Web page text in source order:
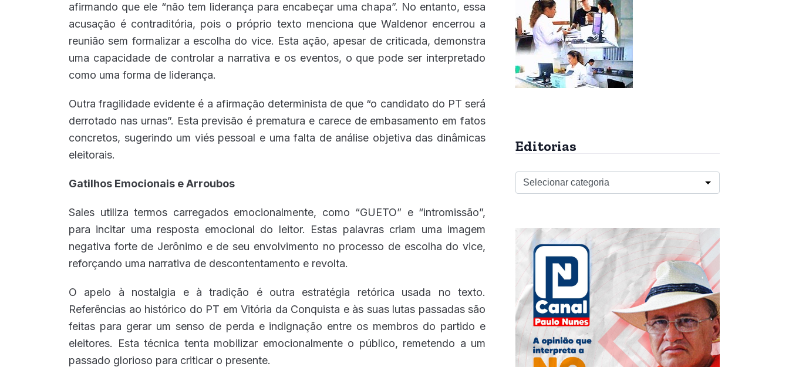
afirmando que ele “não tem liderança para encabeçar uma chapa”. No entanto, essa
acusação é contraditória, pois o próprio texto menciona que Waldenor encerrou a
reunião sem formalizar a escolha do vice. Esta ação, apesar de criticada, demonstra
uma capacidade de controlar a narrativa e os eventos, o que pode ser interpretado
como uma forma de liderança.
Outra fragilidade evidente é a afirmação determinista de que “o candidato do PT será
derrotado nas urnas”. Esta previsão é prematura e carece de embasamento em fatos
concretos, sugerindo um viés pessoal e uma falta de análise objetiva das dinâmicas
eleitorais.
Gatilhos Emocionais e Arroubos
Sales utiliza termos carregados emocionalmente, como “GUETO” e “intromissão”,
para incitar uma resposta emocional do leitor. Estas palavras criam uma imagem
negativa forte de Jerônimo e de seu envolvimento no processo de escolha do vice,
reforçando uma narrativa de descontentamento e revolta.
O apelo à nostalgia e à tradição é outra estratégia retórica usada no texto.
Referências ao histórico do PT em Vitória da Conquista e às suas lutas passadas são
feitas para gerar um senso de perda e indignação entre os membros do partido e
eleitores. Esta técnica tenta mobilizar emocionalmente o público, remetendo a um
passado glorioso para criticar o presente.
Editorias